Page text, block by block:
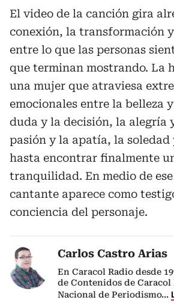
El video de la canción gira
conexión, la transformación
entre lo que las personas
que terminan mostrando. La
una mujer que atraviesa
emocionales entre la belleza
duda y la decisión, la alegría
pasión y la apatía, la soledad
hasta encontrar finalmente
tranquilidad. En medio de
cantante aparece como
conciencia del personaje.
Carlos Castro Arias
En Caracol Radio desde
de Contenidos de Caracol
Nacional de Periodismo...